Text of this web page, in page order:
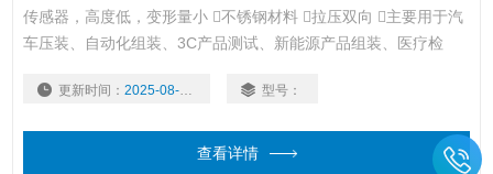
传感器，高度低，变形量小 不锈钢材料 拉压双向 主要用于汽
车压装、自动化组装、3C产品测试、新能源产品组装、医疗检
更新时间： 2025-08-05 型号：
查看详情